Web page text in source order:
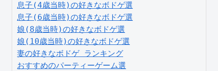
息子(4歳当時)の好きなボドゲ選
息子(6歳当時)の好きなボドゲ選
娘(8歳当時)の好きなボドゲ選
娘(10歳当時)の好きなボドゲ選
妻の好きなボドゲ ランキング
おすすめのパーティーゲーム選